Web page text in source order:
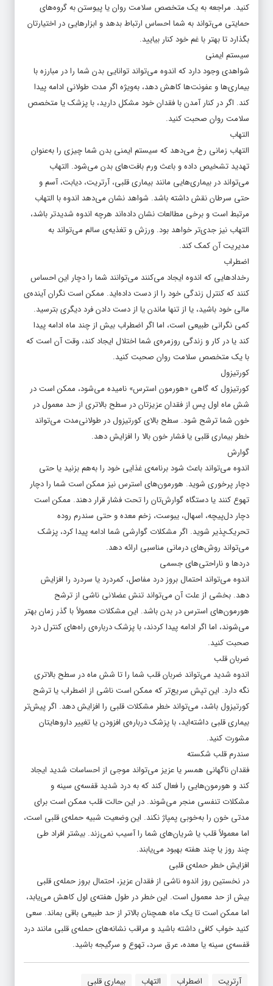
کنید. مراجعه به یک متخصص سلامت روان یا پیوستن به گروه‌های
حمایتی می‌تواند به شما احساس ارتباط بدهد و ابزارهایی در اختیارتان
بگذارد تا بهتر با غم خود کنار بیایید.
سیستم ایمنی
شواهدی وجود دارد که اندوه می‌تواند توانایی بدن شما را در مبارزه با
بیماری‌ها و عفونت‌ها کاهش دهد، به‌ویژه اگر مدت طولانی ادامه پیدا
کند. اگر در کنار آمدن با فقدان خود مشکل دارید، با پزشک یا متخصص
سلامت روان صحبت کنید.
التهاب
التهاب زمانی رخ می‌دهد که سیستم ایمنی بدن شما چیزی را به‌عنوان
تهدید تشخیص داده و باعث ورم بافت‌های بدن می‌شود. التهاب
می‌تواند در بیماری‌هایی مانند بیماری قلبی، آرتریت، دیابت، آسم و
حتی سرطان نقش داشته باشد. شواهد نشان می‌دهد اندوه با التهاب
مرتبط است و برخی مطالعات نشان داده‌اند هرچه اندوه شدیدتر باشد،
التهاب نیز جدی‌تر خواهد بود. ورزش و تغذیه‌ی سالم می‌تواند به
مدیریت آن کمک کند.
اضطراب
رخدادهایی که اندوه ایجاد می‌کنند می‌توانند شما را دچار این احساس
کنند که کنترل زندگی خود را از دست داده‌اید. ممکن است نگران آینده‌ی
مالی خود باشید، یا از تنها ماندن یا از دست دادن فرد دیگری بترسید.
کمی نگرانی طبیعی است، اما اگر اضطراب بیش از چند ماه ادامه پیدا
کند یا در کار و زندگی روزمره‌ی شما اختلال ایجاد کند، وقت آن است که
با یک متخصص سلامت روان صحبت کنید.
کورتیزول
کورتیزول که گاهی «هورمون استرس» نامیده می‌شود، ممکن است در
شش ماه اول پس از فقدان عزیزتان در سطح بالاتری از حد معمول در
خون شما ترشح شود. سطح بالای کورتیزول در طولانی‌مدت می‌تواند
خطر بیماری قلبی یا فشار خون بالا را افزایش دهد.
گوارش
اندوه می‌تواند باعث شود برنامه‌ی غذایی خود را به‌هم بزنید یا حتی
دچار پرخوری شوید. هورمون‌های استرس نیز ممکن است شما را دچار
تهوع کنند یا دستگاه گوارش‌تان را تحت فشار قرار دهند. ممکن است
دچار دل‌پیچه، اسهال، یبوست، زخم معده و حتی سندرم روده
تحریک‌پذیر شوید. اگر مشکلات گوارشی شما ادامه پیدا کرد، پزشک
می‌تواند روش‌های درمانی مناسبی ارائه دهد.
دردها و ناراحتی‌های جسمی
اندوه می‌تواند احتمال بروز درد مفاصل، کمردرد یا سردرد را افزایش
دهد. بخشی از علت آن می‌تواند تنش عضلانی ناشی از ترشح
هورمون‌های استرس در بدن باشد. این مشکلات معمولاً با گذر زمان بهتر
می‌شوند، اما اگر ادامه پیدا کردند، با پزشک درباره‌ی راه‌های کنترل درد
صحبت کنید.
ضربان قلب
اندوه شدید می‌تواند ضربان قلب شما را تا شش ماه در سطح بالاتری
نگه دارد. این تپش سریع‌تر که ممکن است ناشی از اضطراب یا ترشح
کورتیزول باشد، می‌تواند خطر مشکلات قلبی را افزایش دهد. اگر پیش‌تر
بیماری قلبی داشته‌اید، با پزشک درباره‌ی افزودن یا تغییر داروهایتان
مشورت کنید.
سندرم قلب شکسته
فقدان ناگهانی همسر یا عزیز می‌تواند موجی از احساسات شدید ایجاد
کند و هورمون‌هایی را فعال کند که به درد شدید قفسه‌ی سینه و
مشکلات تنفسی منجر می‌شوند. در این حالت قلب ممکن است برای
مدتی خون را به‌خوبی پمپاژ نکند. این وضعیت شبیه حمله‌ی قلبی است،
اما معمولاً قلب یا شریان‌های شما را آسیب نمی‌زند. بیشتر افراد طی
چند روز یا چند هفته بهبود می‌یابند.
افزایش خطر حمله‌ی قلبی
در نخستین روز اندوه ناشی از فقدان عزیز، احتمال بروز حمله‌ی قلبی
بیش از حد معمول است. این خطر در طول هفته‌ی اول کاهش می‌یابد،
اما ممکن است تا یک ماه همچنان بالاتر از حد طبیعی باقی بماند. سعی
کنید خواب کافی داشته باشید و مراقب نشانه‌های حمله‌ی قلبی مانند درد
قفسه‌ی سینه یا معده، عرق سرد، تهوع و سرگیجه باشید.
آرتریت اضطراب التهاب بیماری قلبی